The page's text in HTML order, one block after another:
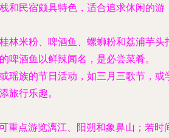
和民宿颇具特色，适合追求休闲的游
林米粉、啤酒鱼、螺蛳粉和荔浦芋头
啤酒鱼以鲜辣闻名，是必尝菜肴。
瑶族的节日活动，如三月三歌节，或
旅行乐趣。
重点游览漓江、阳朔和象鼻山；若时